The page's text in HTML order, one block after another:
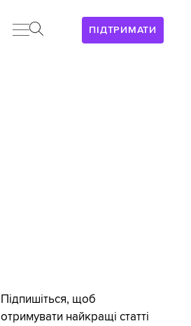
ПІДТРИМАТИ
Підпишіться, щоб
отримувати найкращі статті